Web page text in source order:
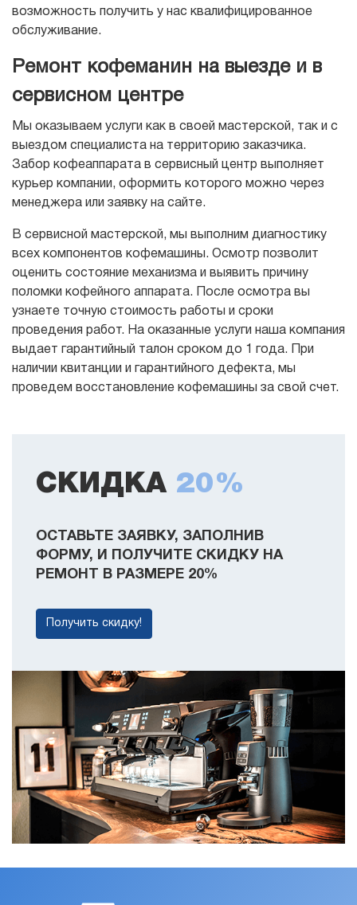
возможность получить у нас квалифицированное
обслуживание.
Ремонт кофеманин на выезде и в
сервисном центре
Мы оказываем услуги как в своей мастерской, так и с
выездом специалиста на территорию заказчика.
Забор кофеаппарата в сервисный центр выполняет
курьер компании, оформить которого можно через
менеджера или заявку на сайте.
В сервисной мастерской, мы выполним диагностику
всех компонентов кофемашины. Осмотр позволит
оценить состояние механизма и выявить причину
поломки кофейного аппарата. После осмотра вы
узнаете точную стоимость работы и сроки
проведения работ. На оказанные услуги наша компания
выдает гарантийный талон сроком до 1 года. При
наличии квитанции и гарантийного дефекта, мы
проведем восстановление кофемашины за свой счет.
СКИДКА 20%
ОСТАВЬТЕ ЗАЯВКУ, ЗАПОЛНИВ
ФОРМУ, И ПОЛУЧИТЕ СКИДКУ НА
РЕМОНТ В РАЗМЕРЕ 20%
Получить скидку!